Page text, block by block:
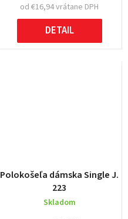
od €16,94 vrátane DPH
DETAIL
Polokošeľa dámska Single J.
223
Skladom